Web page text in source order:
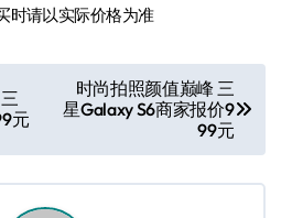
时请以实际价格为准
元
时尚拍照颜值巅峰 三
星Galaxy S6商家报价9
99元